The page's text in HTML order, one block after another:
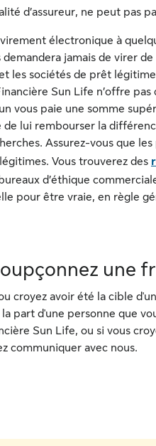
d’assureur, ne peut pas
électronique à
jamais de virer
les sociétés de prêt
Sun Life n’offre pas
vous paie une somme
de lui rembourser la
Assurez-vous que
Vous trouverez des
d’éthique
pour être vraie, en règle
une
croyez avoir été la cible
part d'une personne que
Sun Life, ou si vous
communiquer avec nous.